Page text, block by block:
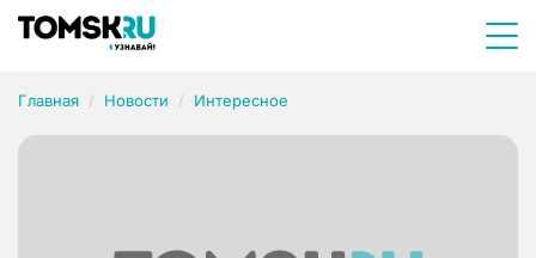
Главная Новости Интересное